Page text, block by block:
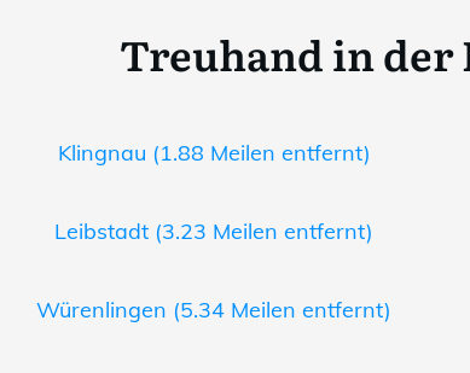
Treuhand in der
Klingnau (1.88 Meilen entfernt)
Leibstadt (3.23 Meilen entfernt)
Würenlingen (5.34 Meilen entfernt)